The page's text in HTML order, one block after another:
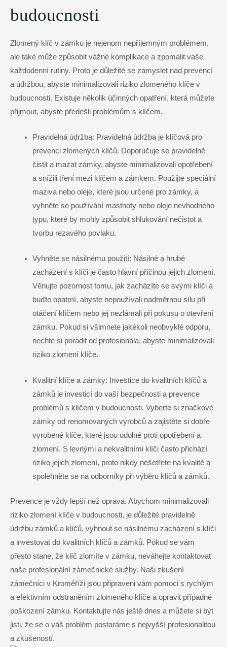
budoucnosti
Zlomený klíč v zámku je nejenom nepříjemným problémem,
ale také může způsobit vážné komplikace a zpomalit vaše
každodenní rutiny. Proto je důležité se zamyslet nad prevencí
a údržbou, abyste minimalizovali riziko zlomeného klíče v
budoucnosti. Existuje několik účinných opatření, která můžete
přijmout, abyste předešli problémům s klíčem.
Pravidelná údržba: Pravidelná údržba je klíčová pro
prevenci zlomených klíčů. Doporučuje se pravidelně
čistit a mazat zámky, abyste minimalizovali opotřebení
a snížili tření mezi klíčem a zámkem. Použijte speciální
maziva nebo oleje, které jsou určené pro zámky, a
vyhněte se používání mastnoty nebo oleje nevhodného
typu, které by mohly způsobit shlukování nečistot a
tvorbu rezavého povlaku.
Vyhněte se násilnému použití: Násilné a hrubé
zacházení s klíči je často hlavní příčinou jejich zlomení.
Věnujte pozornost tomu, jak zacházíte se svými klíči a
buďte opatrní, abyste nepoužívali nadměrnou sílu při
otáčení klíčem nebo jej nezlámali při pokusu o otevření
zámku. Pokud si všimnete jakékoli neobvyklé odporu,
nechte si poradit od profesionála, abyste minimalizovali
riziko zlomení klíče.
Kvalitní klíče a zámky: Investice do kvalitních klíčů a
zámků je investicí do vaší bezpečnosti a prevence
problémů s klíčem v budoucnosti. Vyberte si značkové
zámky od renomovaných výrobců a zajistěte si dobře
vyrobené klíče, které jsou odolné proti opotřebení a
zlomení. S levnými a nekvalitními klíči často přichází
riziko jejich zlomení, proto nikdy nešetřete na kvalitě a
spolehněte se na odborníky při výběru klíčů a zámků.
Prevence je vždy lepší než oprava. Abychom minimalizovali
riziko zlomení klíče v budoucnosti, je důležité pravidelně
údržbu zámků a klíčů, vyhnout se násilnému zacházení s klíči
a investovat do kvalitních klíčů a zámků. Pokud se vám
přesto stane, že klíč zlomíte v zámku, neváhejte kontaktovat
naše profesionální zámečnické služby. Naši zkušení
zámečníci v Kroměříži jsou připraveni vám pomoci s rychlým
a efektivním odstraněním zlomeného klíče a opravit případné
poškození zámku. Kontaktujte nás ještě dnes a můžete si být
jisti, že se o váš problém postaráme s nejvyšší profesionalitou
a zkušeností.